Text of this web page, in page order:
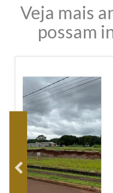
Veja mais
possam